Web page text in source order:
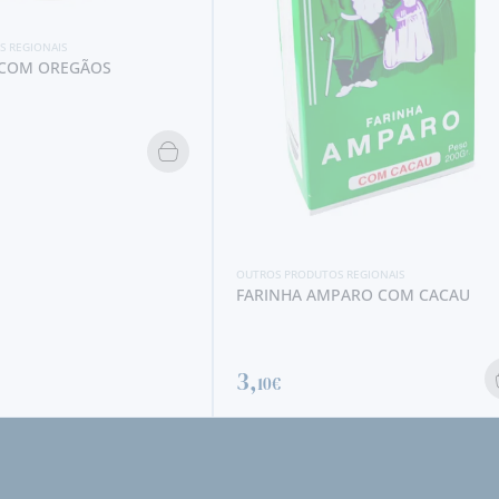
OUTROS PRODUTOS REGIONAIS
FARINHA AMPARO COM CACAU